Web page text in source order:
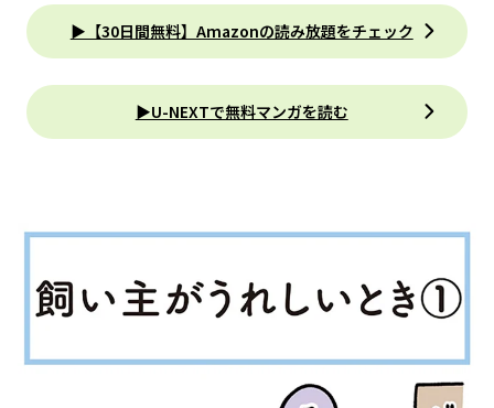
▶【30日間無料】Amazonの読み放題をチェック
▶U-NEXTで無料マンガを読む